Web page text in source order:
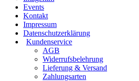
Events
Kontakt
Impressum
Datenschutzerklärung
Kundenservice
AGB
Widerrufsbelehrung
Lieferung & Versand
Zahlungsarten